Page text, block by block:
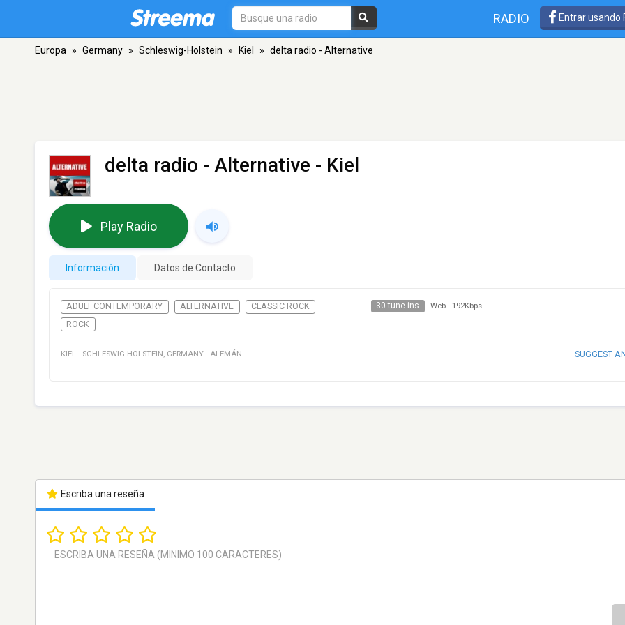
RADIO Entrar usando
Europa » Germany » Schleswig-Holstein » Kiel » delta radio - Alternative
delta radio - Alternative - Kiel
Play Radio
Información Datos de Contacto
ADULT CONTEMPORARY ALTERNATIVE
CLASSIC ROCK
ROCK
30 tune ins Web - 192Kbps
KIEL · SCHLESWIG-HOLSTEIN , GERMANY · ALEMÁN SUGGEST
Escriba una reseña